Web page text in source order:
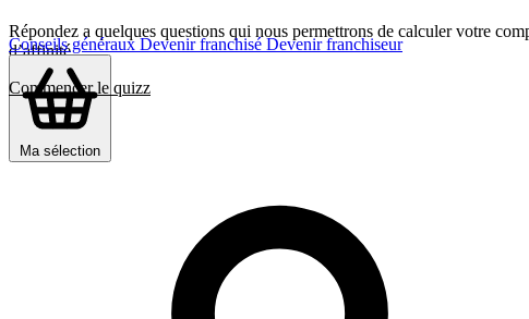
Conseils généraux Devenir franchisé Devenir franchiseur
Ma sélection
Répondez a quelques questions qui nous permettrons de calculer votre
d’affinité
Commencer le quizz